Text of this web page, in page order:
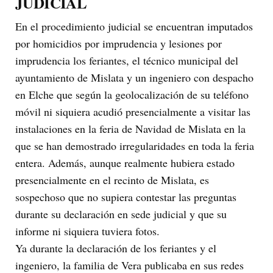
En el procedimiento judicial se encuentran imputados
por homicidios por imprudencia y lesiones por
imprudencia los feriantes, el técnico municipal del
ayuntamiento de Mislata y un ingeniero con despacho
en Elche que según la geolocalización de su teléfono
móvil ni siquiera acudió presencialmente a visitar las
instalaciones en la feria de Navidad de Mislata en la
que se han demostrado irregularidades en toda la feria
entera. Además, aunque realmente hubiera estado
presencialmente en el recinto de Mislata, es
sospechoso que no supiera contestar las preguntas
durante su declaración en sede judicial y que su
informe ni siquiera tuviera fotos.
Ya durante la declaración de los feriantes y el
ingeniero, la familia de Vera publicaba en sus redes